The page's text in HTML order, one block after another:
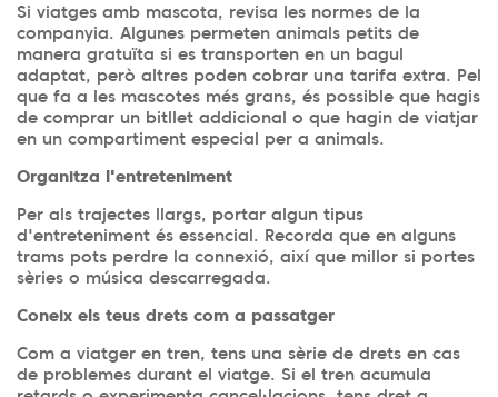
Si viatges amb mascota, revisa les normes de la
companyia. Algunes permeten animals petits de
manera gratuïta si es transporten en un bagul
adaptat, però altres poden cobrar una tarifa extra. Pel
que fa a les mascotes més grans, és possible que hagis
de comprar un bitllet addicional o que hagin de viatjar
en un compartiment especial per a animals.
Organitza l'entreteniment
Per als trajectes llargs, portar algun tipus
d'entreteniment és essencial. Recorda que en alguns
trams pots perdre la connexió, així que millor si portes
sèries o música descarregada.
Coneix els teus drets com a passatger
Com a viatger en tren, tens una sèrie de drets en cas
de problemes durant el viatge. Si el tren acumula